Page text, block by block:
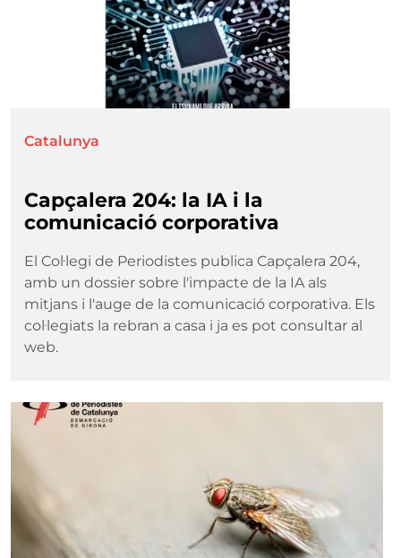
Catalunya
Capçalera 204: la IA i la
comunicació corporativa
El Col·legi de Periodistes publica Capçalera 204,
amb un dossier sobre l'impacte de la IA als
mitjans i l'auge de la comunicació corporativa. Els
col·legiats la rebran a casa i ja es pot consultar al
web.
Imatge